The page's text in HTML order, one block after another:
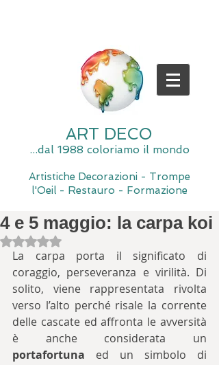
ART DECO
...dal 1988 coloriamo il mondo
Artistiche Decorazioni - Trompe
l'Oeil - Restauro - Formazione
4 e 5 maggio: la carpa koi
Valutazione NaN stelle su 5.
La carpa porta il significato di
coraggio, perseveranza e virilità. Di
solito, viene rappresentata rivolta
verso l’alto perché risale la corrente
delle cascate ed affronta le avversità
portafortuna ed un simbolo di